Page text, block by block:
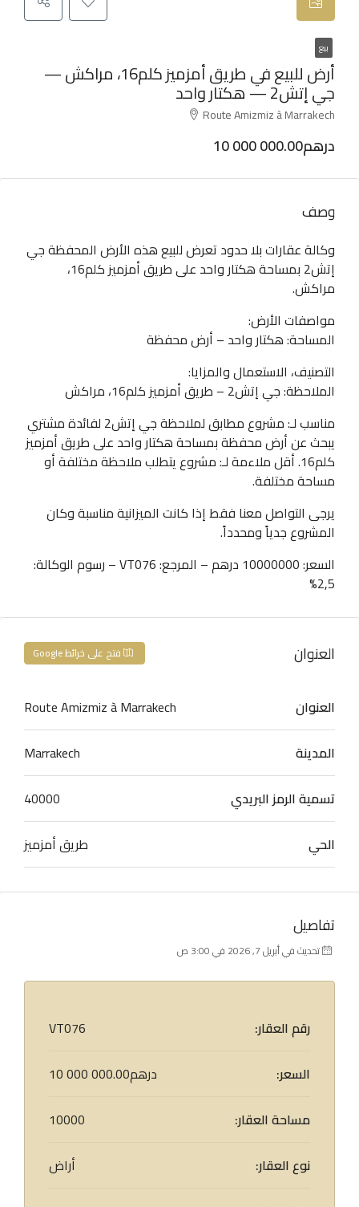
بيع
أرض للبيع في طريق أمزميز كلم16، مراكش —
جي إتش2 — هكتار واحد
Route Amizmiz à Marrakech
10 000 000.00درهم
وصف
وكالة عقارات بلا حدود تعرض للبيع هذه الأرض المحفظة جي
إتش2 بمساحة هكتار واحد على طريق أمزميز كلم16،
مراكش.
مواصفات الأرض:
المساحة: هكتار واحد – أرض محفظة
التصنيف، الاستعمال والمزايا:
الملاحظة: جي إتش2 – طريق أمزميز كلم16، مراكش
مناسب لـ: مشروع مطابق لملاحظة جي إتش2 لفائدة مشتري
يبحث عن أرض محفظة بمساحة هكتار واحد على طريق أمزميز
كلم16. أقل ملاءمة لـ: مشروع يتطلب ملاحظة مختلفة أو
مساحة مختلفة.
يرجى التواصل معنا فقط إذا كانت الميزانية مناسبة وكان
المشروع جدياً ومحدداً.
السعر: 10000000 درهم – المرجع: VT076 – رسوم الوكالة:
2,5%
العنوان فتح على خرائط Google
العنوان
Route Amizmiz à Marrakech
المدينة
Marrakech
تسمية الرمز البريدي
40000
الحي
طريق أمزميز
تفاصيل
تحديث في أبريل 7, 2026 في 3:00 ص
رقم العقار:
VT076
السعر:
10 000 000.00درهم
مساحة العقار:
10000
نوع العقار:
أراض